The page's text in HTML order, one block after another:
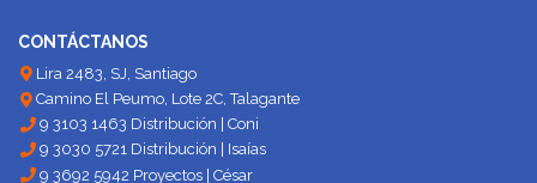
CONTÁCTANOS
Lira 2483, SJ, Santiago
Camino El Peumo, Lote 2C, Talagante
9 3103 1463 Distribución | Coni
9 3030 5721 Distribución | Isaías
9 3692 5942 Proyectos | César